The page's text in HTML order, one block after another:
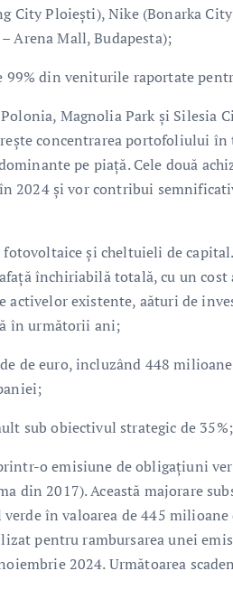
City Ploiești), Nike (Bonarka
Arena Mall, Budapesta);
99% din veniturile raportate
Magnolia Park și Silesia
concentrarea portofoliului
pe piață. Cele două
2024 și vor contribui
și cheltuieli de
închiriabilă totală, cu un
activelor existente, aături de
în următorii ani;
de euro, incluzând 448
sub obiectivul strategic de 35%;
o emisiune de obligațiuni
din 2017). Această majorare
în valoarea de 445 milioane
pentru rambursarea unei
2024. Următoarea